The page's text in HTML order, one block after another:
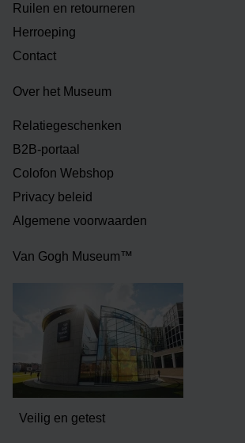
Ruilen en retourneren
Herroeping
Contact
Over het Museum
Relatiegeschenken
B2B-portaal
Colofon Webshop
Privacy beleid
Algemene voorwaarden
Van Gogh Museum™
Veilig en getest